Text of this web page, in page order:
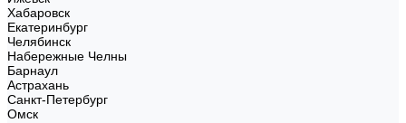
Хабаровск
Екатеринбург
Челябинск
Набережные Челны
Барнаул
Астрахань
Санкт-Петербург
Омск